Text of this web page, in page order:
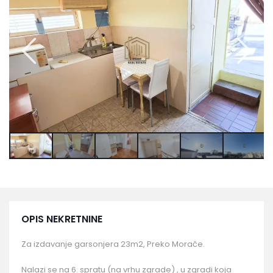
OPIS NEKRETNINE
Za izdavanje garsonjera 23m2, Preko Morače.
Nalazi se na 6. spratu (na vrhu zgrade) , u zgradi koja